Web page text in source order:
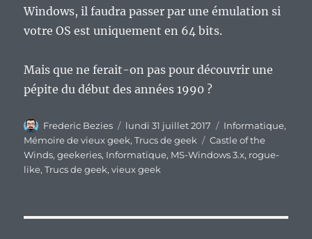
Windows, il faudra passer par une émulation si
votre OS est uniquement en 64 bits.
Mais que ne ferait-on pas pour découvrir une
pépite du début des années 1990 ?
Auteur
Frederic Bezies
Publié
le
lundi 31 juillet 2017 Catégories
Informatique,
Mémoire de vieux geek,Trucs de geek Étiquettes
Castle of the
Winds,geekeries, Informatique, MS-Windows 3.x, rogue-
like,Trucs de geek,vieux geek